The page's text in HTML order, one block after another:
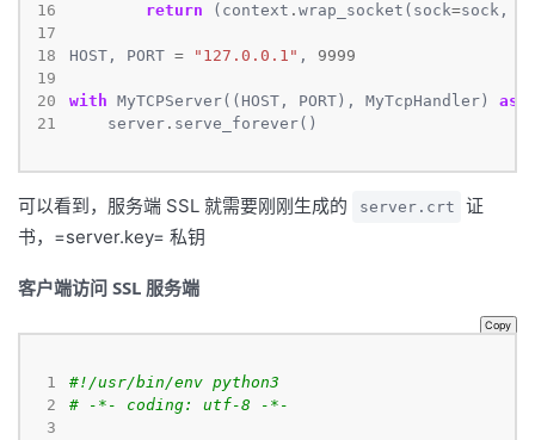
16
17
18
19
20
21
return (context . wrap_socket(sock=sock,
HOST, PORT = "127.0.0.1" , 9999
with MyTCPServer((HOST, PORT), MyTcpHandler) as
    server
. serve_forever()
可以看到，服务端 SSL 就需要刚刚生成的 server.crt
证
书，=server.key= 私钥
客户端访问 SSL 服务端
Copy
1
2
3
#!/usr/bin/env python3
# -*- coding: utf-8 -*-